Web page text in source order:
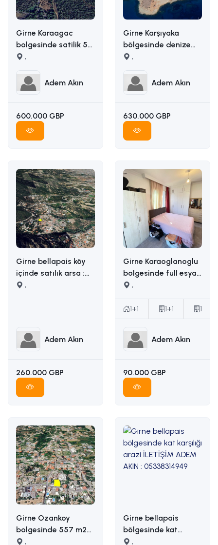
Girne Karaagac
bolgesinde satilik 5
donum satilik arazi
05338314949
,
Adem Akın
600.000 GBP
Girne Karşıyaka
bölgesinde denize
yakın uygun fiyata
satılık arazi İLETİŞİM
ADEM AKIN
,
Adem Akın
630.000 GBP
Girne bellapais köy
içinde satılık arsa :
İLETİŞİM: ADEM AKIN
,
Adem Akın
260.000 GBP
Girne Karaoglanoglu
bolgesinde full esyali
satilik 1+1 daire
05338314949
,
1+1 1+1 1
Adem Akın
90.000 GBP
Girne Ozankoy
bolgesinde 557 m2
satilik arsa İLETİŞİM
,
Girne bellapais
bölgesinde kat
karşılığı arazi
,